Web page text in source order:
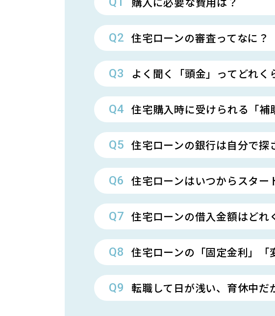
住宅ローンの審査ってなに？
よく聞く「頭金」ってどれく
住宅購入時に受けられる「
住宅ローンの銀行は自分で探
住宅ローンはいつからスター
住宅ローンの借入金額はどれ
住宅ローンの「固定金利」「
転職して日が浅い、育休中だ